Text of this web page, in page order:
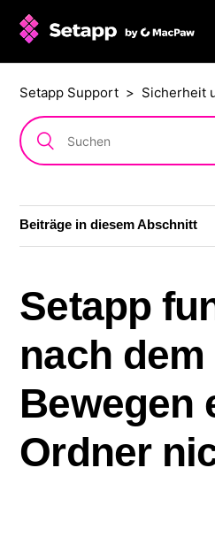
Setapp Support Sicherheit
Beiträge in diesem Abschnitt
Sind die Programme in
unbedenklich?
Ukraine sicher?
Respektieren
Setapp
nach dem
Bewegen
Ordner